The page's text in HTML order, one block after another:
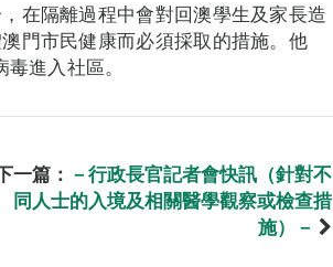
在隔離過程中會對回澳學生及家長造
門市民健康而必須採取的措施。他
進入社區。
一篇： －行政長官記者會快訊（針對不
同人士的入境及相關醫學觀察或檢查措
施）－